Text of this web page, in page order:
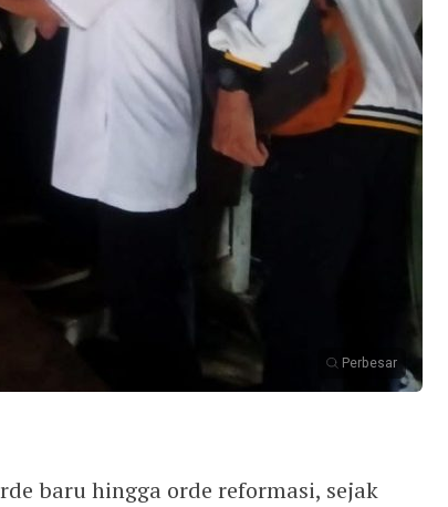
Perbesar
baru hingga orde reformasi, sejak